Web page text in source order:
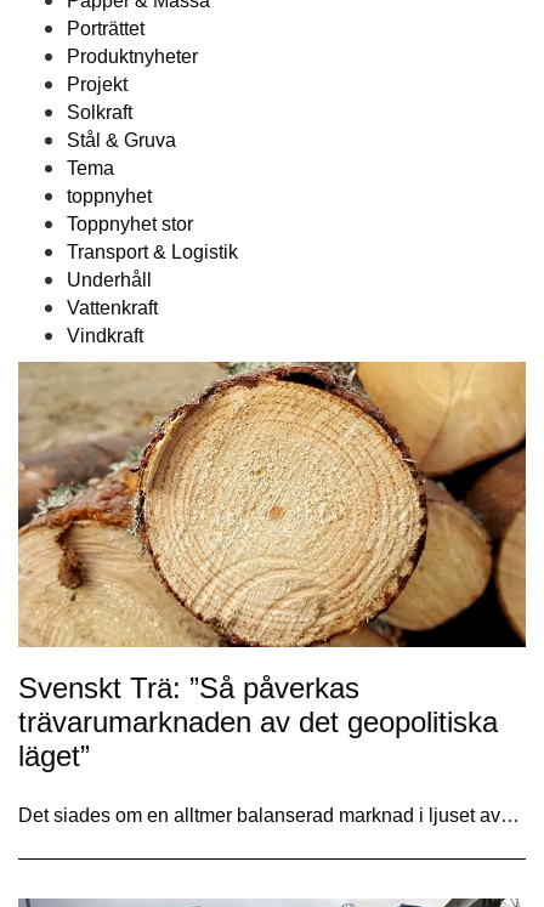
Porträttet
Produktnyheter
Projekt
Solkraft
Stål & Gruva
Tema
toppnyhet
Toppnyhet stor
Transport & Logistik
Underhåll
Vattenkraft
Vindkraft
Svenskt Trä: ”Så påverkas
trävarumarknaden av det geopolitiska
läget”
Det siades om en alltmer balanserad marknad i ljuset av…